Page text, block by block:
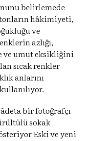
belirlemede
hâkimiyeti,
ve
azlığı,
ve umut eksikliğini
sıcak renkler
anlarını
bir fotoğrafçı
sokak
Eski ve yeni